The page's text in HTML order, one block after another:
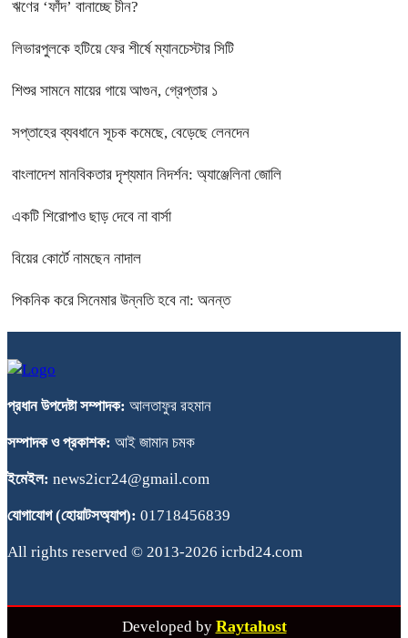
ঋণের ‘ফাঁদ’ বানাচ্ছে চীন?
লিভারপুলকে হটিয়ে ফের শীর্ষে ম্যানচেস্টার সিটি
শিশুর সামনে মায়ের গায়ে আগুন, গ্রেপ্তার ১
সপ্তাহের ব্যবধানে সূচক কমেছে, বেড়েছে লেনদেন
বাংলাদেশ মানবিকতার দৃশ্যমান নিদর্শন: অ্যাঞ্জেলিনা জোলি
একটি শিরোপাও ছাড় দেবে না বার্সা
বিয়ের কোর্টে নামছেন নাদাল
পিকনিক করে সিনেমার উন্নতি হবে না: অনন্ত
প্রধান উপদেষ্টা সম্পাদক: আলতাফুর রহমান
সম্পাদক ও প্রকাশক: আই জামান চমক
ইমেইল: news2icr24@gmail.com
যোগাযোগ (হোয়াটসঅ্যাপ): 01718456839
All rights reserved © 2013-2026 icrbd24.com
Developed by Raytahost